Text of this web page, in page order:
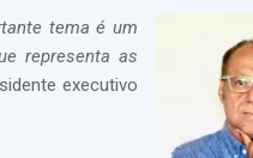
tema é um
representa as
executivo